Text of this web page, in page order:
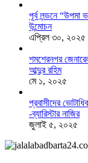
পূর্ব লন্ডনে “উপমা
উন্মোচন
এপ্রিল ৩০, ২০২৫
শমশেরনগর
আব্দুর রহিম
মে ১, ২০২৫
প্রবাসীদের
-ব্যারিস্টার নাজির
জুলাই ৫, ২০২৫